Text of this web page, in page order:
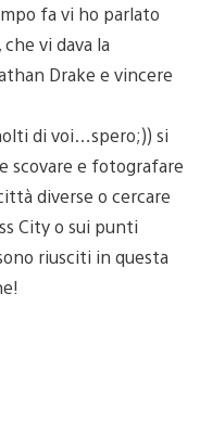
fa vi ho parlato
, che vi dava la
Drake e vincere
di voi…spero;)) si
scovare e fotografare
diverse o cercare
City o sui punti
riusciti in questa